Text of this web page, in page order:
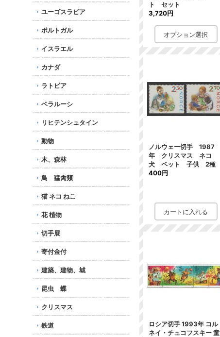
ユーゴスラビア
ポルトガル
イスラエル
カナダ
ラトビア
ベラルーシ
リヒテンシュタイン
動物
木、森林
鳥 猛禽類
猫 ネコ ねこ
花 植物
切手展
寄付金付
建築、建物、城
昆虫 蝶
クリスマス
鉄道
ト セット
3,720円
ノルウェー切手 1987
年 クリスマス ネコ
犬 ペット 子供 2種
400円
ロシア切手 1993年 コル
ネイ・チュコフスキー 童